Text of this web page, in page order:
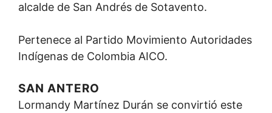
alcalde de San Andrés de Sotavento.
Pertenece al Partido Movimiento Autoridades
Indígenas de Colombia AICO.
SAN ANTERO
Lormandy Martínez Durán se convirtió este